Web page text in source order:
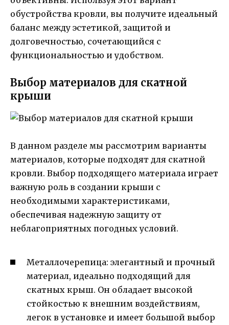
обустройства кровли, вы получите идеальный
баланс между эстетикой, защитой и
долговечностью, сочетающийся с
функциональностью и удобством.
Выбор материалов для скатной
крыши
В данном разделе мы рассмотрим варианты
материалов, которые подходят для скатной
кровли. Выбор подходящего материала играет
важную роль в создании крыши с
необходимыми характеристиками,
обеспечивая надежную защиту от
неблагоприятных погодных условий.
Металлочерепица: элегантный и прочный
материал, идеально подходящий для
скатных крыш. Он обладает высокой
стойкостью к внешним воздействиям,
легок в установке и имеет большой выбор